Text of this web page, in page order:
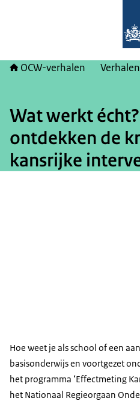
OCW-verhalen Verhalen
Wat werkt
ontdekken de
kansrijke
Hoe weet je als school of een
basisonderwijs en voortgezet
het programma ‘Effectmeting
het Nationaal Regieorgaan